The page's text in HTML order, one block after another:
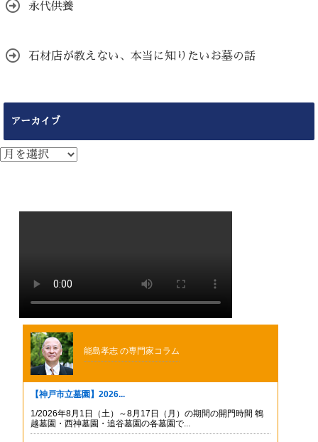
永代供養
石材店が教えない、本当に知りたいお墓の話
アーカイブ
ア
ー